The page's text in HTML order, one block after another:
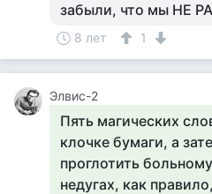
забыли, что мы НЕ
8 лет 1
Элвис-2
Пять магических
клочке бумаги, а
проглотить
недугах, как